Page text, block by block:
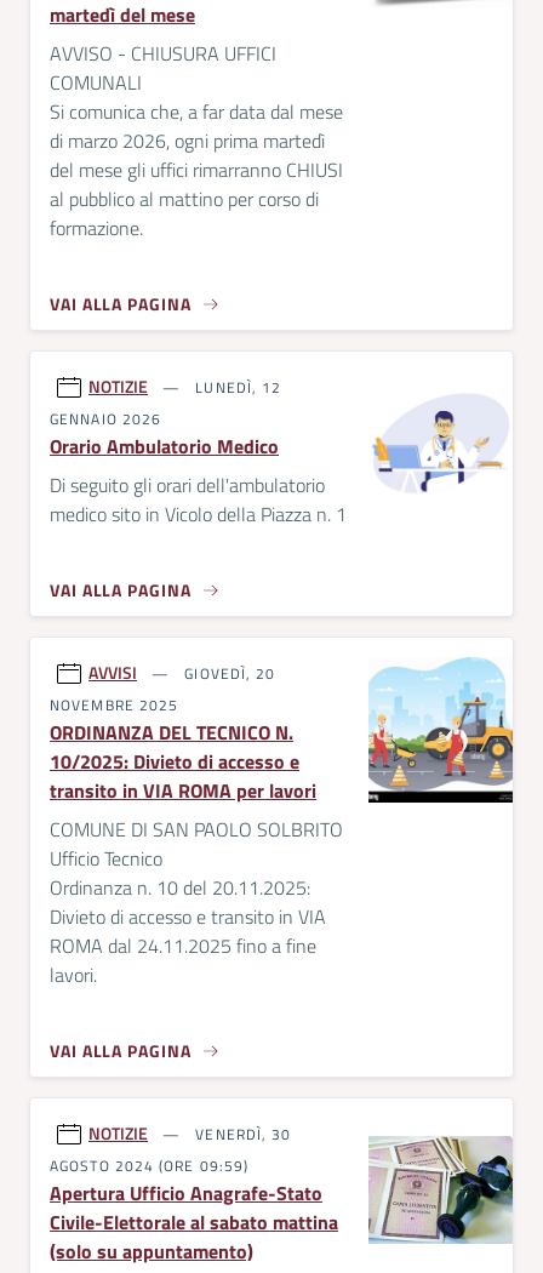
martedì del mese
AVVISO - CHIUSURA UFFICI
COMUNALI
Si comunica che, a far data dal mese
di marzo 2026, ogni prima martedì
del mese gli uffici rimarranno CHIUSI
al pubblico al mattino per corso di
formazione.
VAI ALLA PAGINA
NOTIZIE
LUNEDÌ, 12
GENNAIO 2026
Orario Ambulatorio Medico
Di seguito gli orari dell'ambulatorio
medico sito in Vicolo della Piazza n. 1
VAI ALLA PAGINA
AVVISI
GIOVEDÌ, 20
NOVEMBRE 2025
ORDINANZA DEL TECNICO N.
10/2025: Divieto di accesso e
transito in VIA ROMA per lavori
COMUNE DI SAN PAOLO SOLBRITO
Ufficio Tecnico
Ordinanza n. 10 del 20.11.2025:
Divieto di accesso e transito in VIA
ROMA dal 24.11.2025 fino a fine
lavori.
VAI ALLA PAGINA
NOTIZIE
VENERDÌ, 30
AGOSTO 2024 (ORE 09:59)
Apertura Ufficio Anagrafe-Stato
Civile-Elettorale al sabato mattina
(solo su appuntamento)